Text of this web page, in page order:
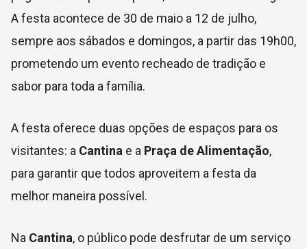
A festa acontece de 30 de maio a 12 de julho,
sempre aos sábados e domingos, a partir das 19h00,
prometendo um evento recheado de tradição e
sabor para toda a família.
A festa oferece duas opções de espaços para os
visitantes: a Cantina e a Praça de Alimentação,
para garantir que todos aproveitem a festa da
melhor maneira possível.
Na Cantina, o público pode desfrutar de um serviço